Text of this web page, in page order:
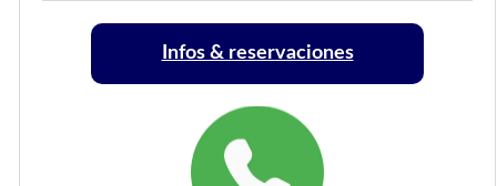
Infos & reservaciones